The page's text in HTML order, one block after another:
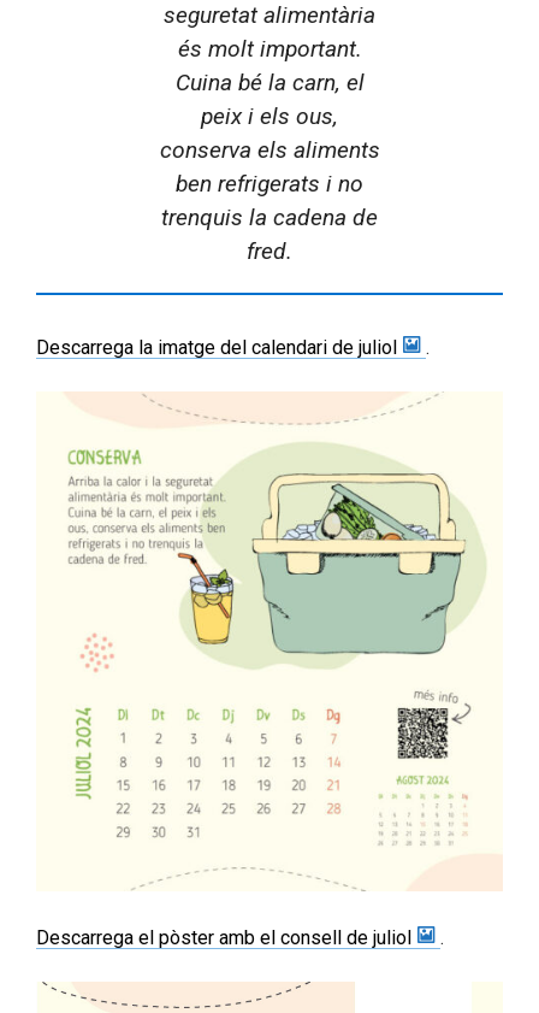
seguretat alimentària
és molt important.
Cuina bé la carn, el
peix i els ous,
conserva els aliments
ben refrigerats i no
trenquis la cadena de
fred.
Descarrega la imatge del calendari de juliol .
Descarrega el pòster amb el consell de juliol .